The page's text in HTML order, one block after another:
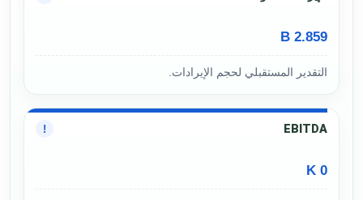
2.859 B
التقدير المستقبلي لحجم الإيرادات.
EBITDA
!
0 K